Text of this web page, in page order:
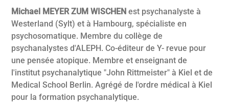
Michael MEYER ZUM WISCHEN est psychanalyste à
Westerland (Sylt) et à Hambourg, spécialiste en
psychosomatique. Membre du collège de
psychanalystes d'ALEPH. Co-éditeur de Y- revue pour
une pensée atopique. Membre et enseignant de
l'institut psychanalytique "John Rittmeister" à Kiel et de
Medical School Berlin. Agrégé de l'ordre médical à Kiel
pour la formation psychanalytique.